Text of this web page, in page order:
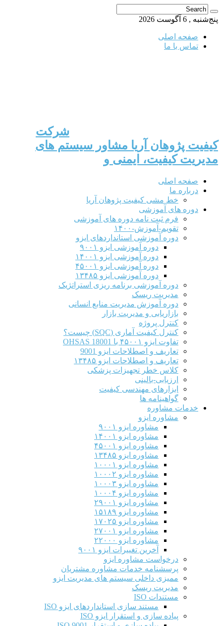
پنج‌شنبه , 6 آگوست 2026
صفحه اصلی
تماس با ما
شرکت
کیفیت پژوهان آریا مشاور سیستم های
مدیریت کیفیت، ایمنی و
صفحه اصلی
درباره ما
خط مشی کیفیت پژوهان آریا
دوره های آموزشی
فرم ثبت نامه دوره های آموزشی
تقویم-آموزش-۱۴۰۰
دوره آموزشی استانداردهای ایزو
دوره آموزشی ایزو ۹۰۰۱
دوره آموزشی ایزو ۱۴۰۰۱
دوره آموزشی ایزو ۴۵۰۰۱
دوره آموزشی ایزو ۱۳۴۸۵
دوره آموزشی برنامه ریزی استراتژیک
مدیریت ریسک
دوره آموزش مدیریت منابع انسانی
بازاریابی و مدیریت بازار
کنترل پروژه
کنترل کیفیت آماری (SQC) چیست؟
تفاوت ایزو ۴۵۰۰۱ با OHSAS 18001
تعاریف و اصطلاحات ایزو 9001
تعاریف و اصطلاحات ایزو ۱۳۴۸۵
کلاس خطر تجهیزات پزشکی
ارزیابی-بالینی
ابزارهای مهندسی کیفیت
گواهینامه ها
خدمات مشاوره
مشاوره ایزو
مشاوره ایزو ۹۰۰۱
مشاوره ایزو ۱۴۰۰۱
مشاوره ایزو ۴۵۰۰۱
مشاوره ایزو ۱۳۴۸۵
مشاوره ایزو ۱۰۰۰۱
مشاوره ایزو ۱۰۰۰۲
مشاوره ایزو ۱۰۰۰۳
مشاوره ایزو ۱۰۰۰۴
مشاوره ایزو ۲۹۰۰۱
مشاوره ایزو ۱۵۱۸۹
مشاوره ایزو ۱۷۰۲۵
مشاوره ایزو ۲۷۰۰۱
مشاوره ایزو ۲۲۰۰۰
آخرین تغییرات ایزو ۹۰۰۱
درخواست مشاوره ایزو
پرسشنامه خدمات مشاوره مشتریان
ممیزی داخلی سیستم های مدیریت ایزو
مدیریت ریسک
مستندات ISO
مستند سازی استانداردهای ایزو ISO
پیاده سازی و استقرار ایزو ISO